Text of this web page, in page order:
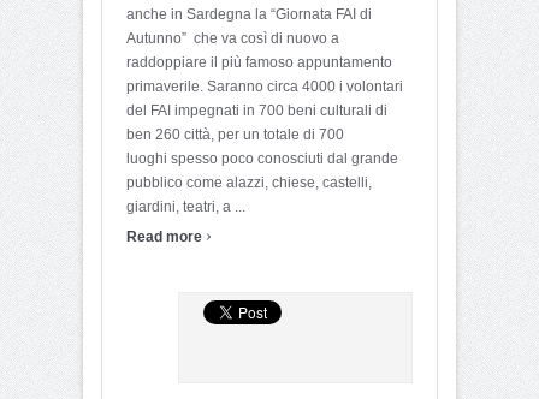
anche in Sardegna la “Giornata FAI di
Autunno” che va così di nuovo a
raddoppiare il più famoso appuntamento
primaverile. Saranno circa 4000 i volontari
del FAI impegnati in 700 beni culturali di
ben 260 città, per un totale di 700
luoghi spesso poco conosciuti dal grande
pubblico come alazzi, chiese, castelli,
giardini, teatri, a ...
Read more ›